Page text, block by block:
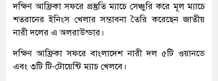
দক্ষিণ আফ্রিকা সফরে প্রস্তুতি ম্যাচে সেঞ্চুরি করে মূল ম্যাচে
শতরানের ইনিংস খেলার সম্ভাবনা তৈরি করেছেন জাতীয়
নারী দলের এ অলরাউন্ডার।
দক্ষিণ আফ্রিকা সফরে বাংলাদেশ নারী দল ৫টি ওয়ানডে
এবং ৩টি টি-টোয়েন্টি ম্যাচ খেলবে।